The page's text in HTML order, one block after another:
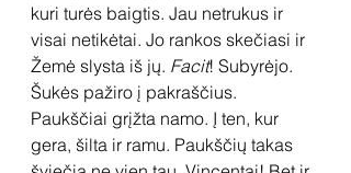
kuri turės baigtis. Jau netrukus ir
visai netikėtai. Jo rankos skečiasi ir
Žemė slysta iš jų. Facit! Subyrėjo.
Šukės pažiro į pakraščius.
Paukščiai grįžta namo. Į ten, kur
gera, šilta ir ramu. Paukščių takas